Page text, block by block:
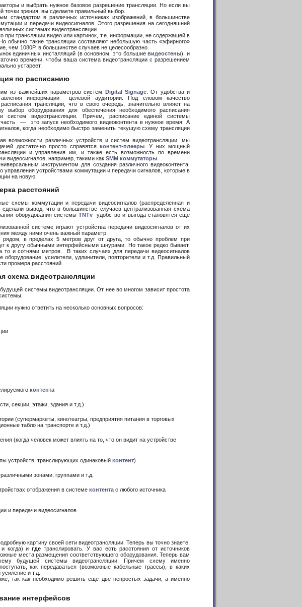
и выбрать нужное базовое разрешение трансляции. Но если вы
зрения, вы сделаете правильный выбор.
стандартом в различных источниках изображений, в большинстве
и передачи видеосигналов. Этого разрешения на сегодняшний
системах видеотрансляции.
при трансляции видео или картинок, т.е. информации, не содержащей в
обычно такие трансляции составляют небольшую часть «эфирного»
чем 1080P, в большинстве случаев не целесообразно.
единичных инсталляций (в основном, это большиевидеостены), и
времени, чтобы ваша система видеотрансляции с разрешением
устареет.
по расписанию
из важнейших параметров систем Digital Signage . От удобства и
информации целевой аудитории. Под словом качество
трансляции, что в свою очередь, значительно влияет на
выбор оборудования для обеспечения необходимого расписания
систем видеотрансляции. Причем, расписание единой системы
— это запуск необходимого видеоконтента в нужное время. А
когда необходимо быстро заменить текущую схему трансляции
возможности различных устройств и систем видеотрансляции, мы
достаточно просто справятся контент-плееры. У них мощный
и управления им, и также есть возможность по времени
видеосигналов, например, такими как SMM коммутаторы
инструментом для создания различного видеоконтента,
устройствами коммутации и передачи сигналов, которые в
на новую.
расстояний
схемы коммутации и передачи видеосигналов (распределенная и
вывод, что в большинстве случаев централизованная схема
оборудования системы TNTvудобство и выгода становятся еще
системе играют устройства передачи видеосигналов от их
между ними очень важный параметр.
рядом, в пределах 5 метров друг от друга, то обычно проблем при
к другу обычными интерфейсными шнурами. Но такое редко бывает.
и сотнями метров. В таких случаях для передачи видеосигналов
оборудование: усилители, удлинители, повторители и т.д. Правильный
промера расстояний.
схема видеотрансляции
системы видеотрансляции. От нее во многом зависит простота
нужно ответить на несколько основных вопросов:
контента
секции, этажи, здания и т.д.)
(супермаркеты, кинотеатры, предприятия питания в торговых
табло на транспорте и т.д.)
(когда человек может влиять на то, что он видит на устройстве
устройств, транслирующих одинаковый контент)
зонами, группами и т.д.
отображения в системе контента с любого источника
и передачи видеосигналов
картину своей сети видеотрансляции. Теперь вы точно знаете,
и когда) игде транслировать. У вас есть расстояния от источников
места размещения соответствующего оборудования. Теперь вам
будущей системы видеотрансляции. Причем схему именно
как передаваться (возможные кабельные трассы), в каких
и т.д.
так как необходимо решить еще две непростых задачи, а именно
интерфейсов